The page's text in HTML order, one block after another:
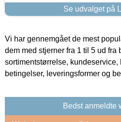
Se udvalget på
Vi har gennemgået de mest
dem med stjerner fra 1 til 5 ud fra
sortimentstørrelse, kundeservice,
betingelser, leveringsformer og
Bedst anmeldte